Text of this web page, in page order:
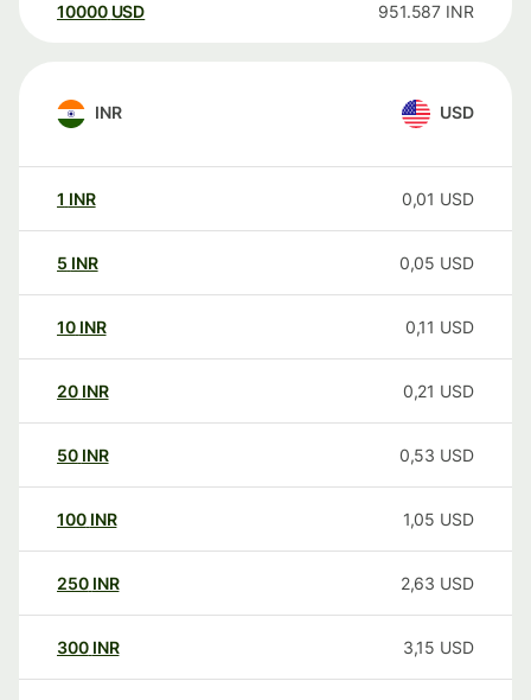
10000 USD 951.587 INR
INR USD
1 INR 0,01 USD
5 INR 0,05 USD
10 INR 0,11 USD
20 INR 0,21 USD
50 INR 0,53 USD
100 INR 1,05 USD
250 INR 2,63 USD
300 INR 3,15 USD